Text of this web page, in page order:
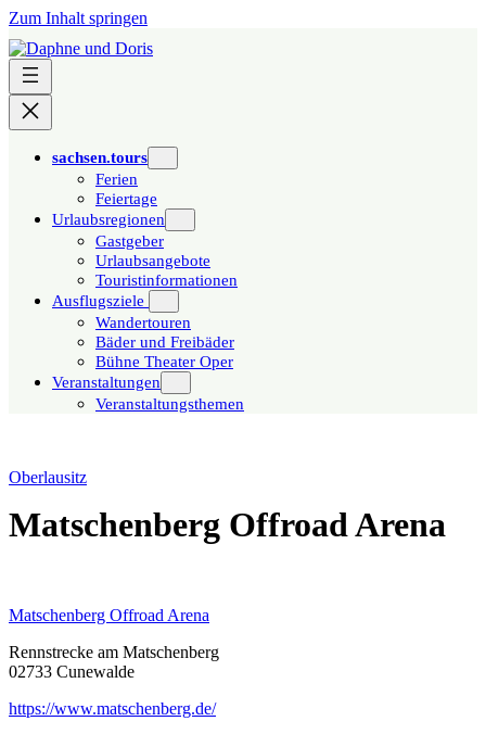
Zum Inhalt springen
sachsen.tours
Ferien
Feiertage
Urlaubsregionen
Gastgeber
Urlaubsangebote
Touristinformationen
Ausflugsziele
Wandertouren
Bäder und Freibäder
Bühne Theater Oper
Veranstaltungen
Veranstaltungsthemen
Oberlausitz
Matschenberg Offroad Arena
Matschenberg Offroad Arena
Rennstrecke am Matschenberg
02733 Cunewalde
https://www.matschenberg.de/